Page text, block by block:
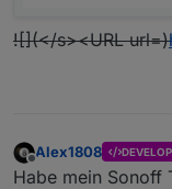
![](</s><URL url=)
Offline
Alex1808
Habe mein Sonoff